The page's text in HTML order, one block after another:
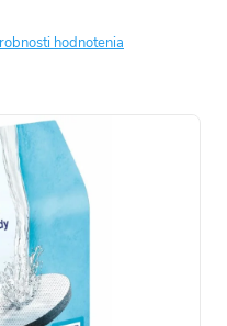
hodnotenia